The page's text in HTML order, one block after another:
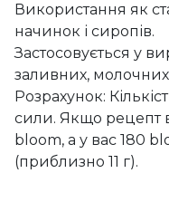
Використання як
начинок і сиропів.
Застосовується у
заливних, молочних
Розрахунок:
сили. Якщо рецепт
bloom, а у вас 180
(приблизно 11 г).